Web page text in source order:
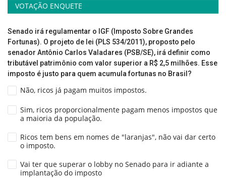
VOTAÇÃO ENQUETE
Senado irá regulamentar o IGF (Imposto Sobre Grandes
Fortunas). O projeto de lei (PLS 534/2011), proposto pelo
senador Antônio Carlos Valadares (PSB/SE), irá definir como
tributável patrimônio com valor superior a R$ 2,5 milhões. Esse
imposto é justo para quem acumula fortunas no Brasil?
Não, ricos já pagam muitos impostos.
Sim, ricos proporcionalmente pagam menos impostos que
a maioria da população.
Ricos tem bens em nomes de "laranjas", não vai dar certo
o imposto.
Vai ter que superar o lobby no Senado para ir adiante a
implantação do imposto